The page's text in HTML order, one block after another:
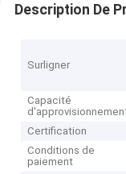
Description De
Surligner
Capacité
Certification
Conditions de
paiement